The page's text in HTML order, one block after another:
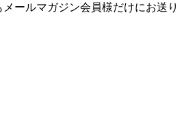
ールマガジン会員様だけにお送り